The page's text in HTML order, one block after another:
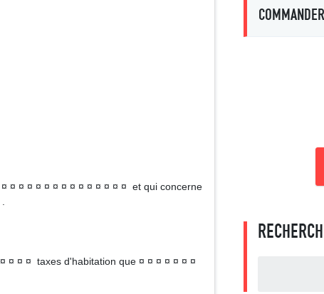
¤ ¤ ¤ ¤ ¤ ¤ ¤ ¤ ¤ ¤ ¤ ¤ ¤ ¤ et qui concerne
¤ ¤ ¤ taxes d'habitation que ¤ ¤ ¤ ¤ ¤ ¤ ¤